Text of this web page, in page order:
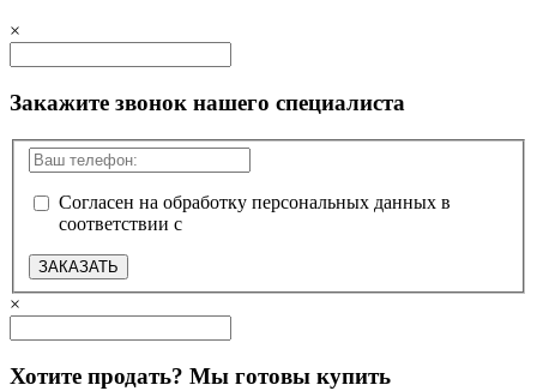
×
Закажите звонок нашего специалиста
Согласен на обработку персональных данных в
соответствии с
ЗАКАЗАТЬ
×
Хотите продать? Мы готовы купить